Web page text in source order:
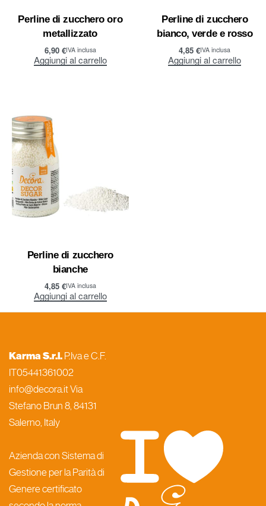
Perline di zucchero oro
metallizzato
6,90 €IVA inclusa
Aggiungi al carrello
Perline di zucchero
bianco, verde e rosso
4,85€IVA inclusa
Aggiungi al carrello
Perline di zucchero
bianche
4,85 €IVA inclusa
Aggiungi al carrello
Karma S.r.l. P.Iva e C.F.
IT05441361002
info@decora.it Via
Stefano Brun 8, 84131
Salerno, Italy
Azienda con Sistema di
Gestione per la Parità di
Genere certificato